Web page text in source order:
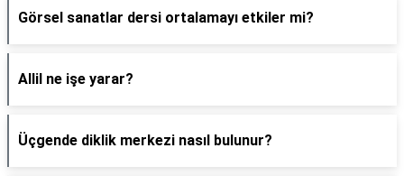
Görsel sanatlar dersi ortalamayı etkiler mi?
Allil ne işe yarar?
Üçgende diklik merkezi nasıl bulunur?